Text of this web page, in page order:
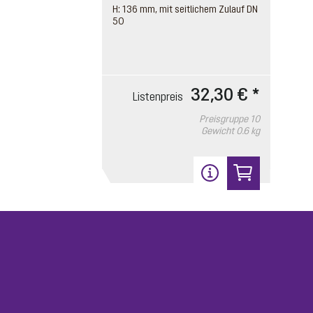
H: 136 mm, mit seitlichem Zulauf DN
50
Listenpreis 32,30 € *
Preisgruppe 10
Gewicht 0.6 kg